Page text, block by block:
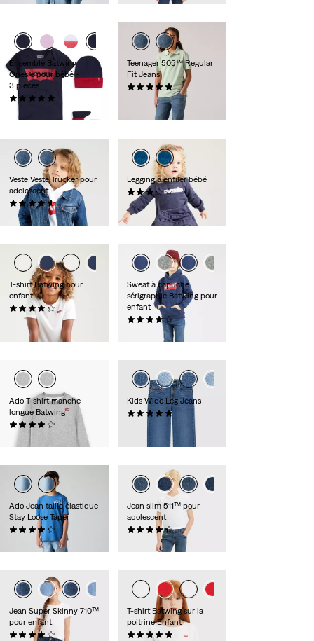
Ensemble Batwing
Onesie pour bébé -
3 pièces
27,00 €
Teenager 505™ Regular
Fit Jeans
(3)
50,00 €
Veste Veste Trucker pour
adolescent
(14)
70,00 €
Legging à enfiler bébé
(7)
30,00 €
T-shirt Batwing pour
enfant
(13)
18,00 €
Sweat à capuche
sérigraphié Batwing pour
enfant
(35)
Ado T-shirt manche
longue Batwing
24,00 €
Kids Wide Leg Jeans
45,00 €
Ado Jean taille élastique
Stay Loose Taper
(8)
50,00 €
Jean slim 511™ pour
adolescent
(89)
Jean Super Skinny 710™
pour enfant
(38)
T-shirt Batwing sur la
poitrine Enfant